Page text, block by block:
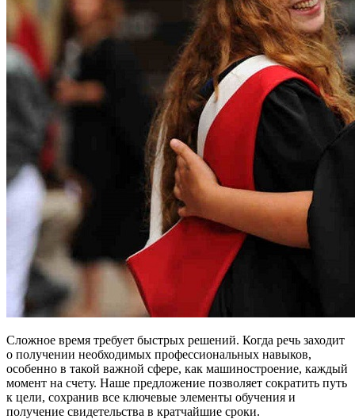
Сложное время требует быстрых решений. Когда речь заходит
о получении необходимых профессиональных навыков,
особенно в такой важной сфере, как машиностроение, каждый
момент на счету. Наше предложение позволяет сократить путь
к цели, сохранив все ключевые элементы обучения и
получение свидетельства в кратчайшие сроки.